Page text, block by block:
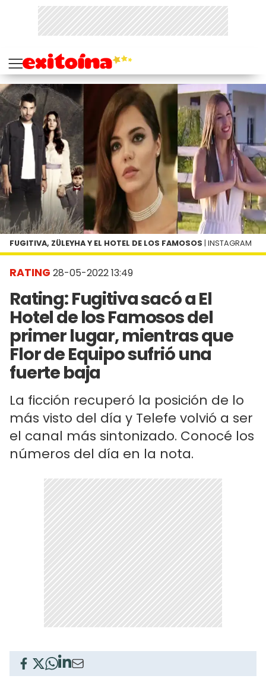
RATING 28-05-2022 13:49
Rating: Fugitiva sacó a El
Hotel de los Famosos del
primer lugar, mientras que
Flor de Equipo sufrió una
fuerte baja
La ficción recuperó la posición de lo
más visto del día y Telefe volvió a ser
el canal más sintonizado. Conocé los
números del día en la nota.
FUGITIVA, ZÜLEYHA Y EL HOTEL DE LOS FAMOSOS | INSTAGRAM